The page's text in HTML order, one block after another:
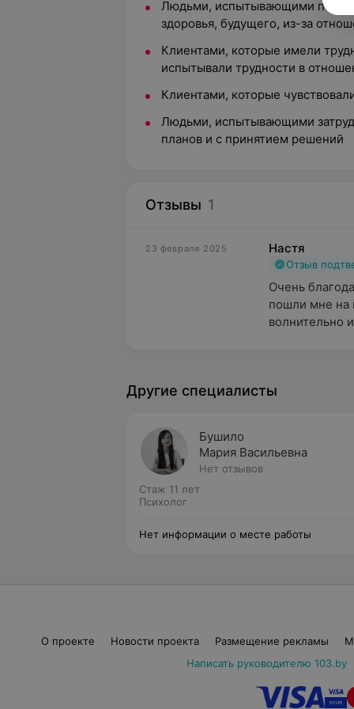
Людьми, испытывающими
здоровья, будущего, из-за
Клиентами, которые имели
испытывали трудности в
Клиентами, которые
Людьми, испытывающими
планов и с принятием решений
Отзывы 1
23 февраля 2025 Настя
Отзыв
Очень
пошли мне на
волнительно
Другие специалисты
Бушило
Мария Васильевна
Нет отзывов
Стаж 11 лет
Психолог
Нет информации о месте работы
О проекте Новости проекта Размещение рекламы
Написать руководителю 103.by